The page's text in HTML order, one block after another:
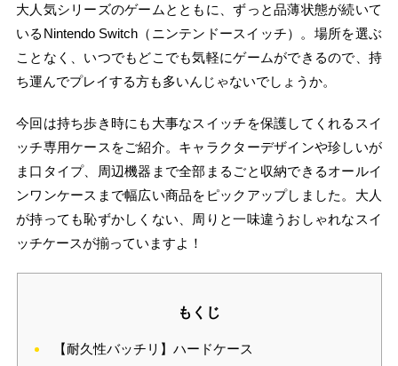
大人気シリーズのゲームとともに、ずっと品薄状態が続いて
いるNintendo Switch（ニンテンドースイッチ）。場所を選ぶ
ことなく、いつでもどこでも気軽にゲームができるので、持
ち運んでプレイする方も多いんじゃないでしょうか。
今回は持ち歩き時にも大事なスイッチを保護してくれるスイ
ッチ専用ケースをご紹介。キャラクターデザインや珍しいが
ま口タイプ、周辺機器まで全部まるごと収納できるオールイ
ンワンケースまで幅広い商品をピックアップしました。大人
が持っても恥ずかしくない、周りと一味違うおしゃれなスイ
ッチケースが揃っていますよ！
もくじ
【耐久性バッチリ】ハードケース